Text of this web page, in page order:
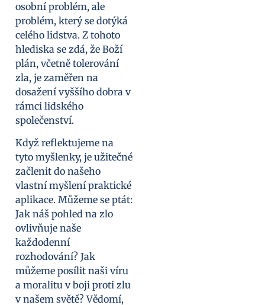
osobní problém, ale
problém, který se dotýká
celého lidstva. Z tohoto
hlediska se zdá, že Boží
plán, včetně tolerování
zla, je zaměřen na
dosažení vyššího dobra v
rámci lidského
společenství.
Když reflektujeme na
tyto myšlenky, je užitečné
začlenit do našeho
vlastní myšlení praktické
aplikace. Můžeme se ptát:
Jak náš pohled na zlo
ovlivňuje naše
každodenní
rozhodování? Jak
můžeme posílit naši víru
a moralitu v boji proti zlu
v našem světě? Vědomí,